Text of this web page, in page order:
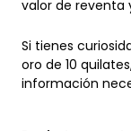
oro de 10
información